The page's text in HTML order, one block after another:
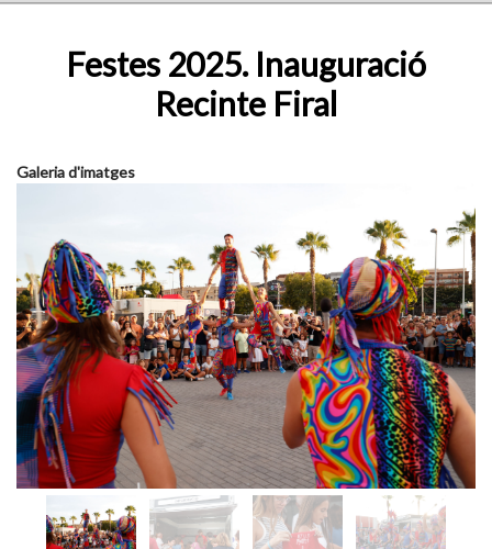
D'ARIADNA
Festes 2025. Inauguració
Recinte Firal
Galeria d'imatges